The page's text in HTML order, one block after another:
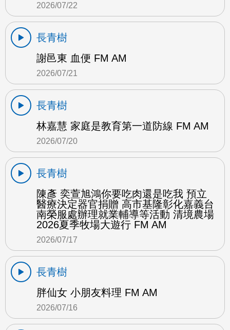
2026/07/22
長青樹
謝邑東 血便 FM AM
2026/07/21
長青樹
林嘉慧 家庭是教育第一道防線 FM AM
2026/07/20
長青樹
陳彥 奕萱旭鴻你要吃肉還是吃我 預立
醫療決定器官捐贈 高市基隆彰化嘉義台
南榮服處辦理就業輔導等活動 清境農場
2026夏季牧場大遊行 FM AM
2026/07/17
長青樹
胖仙女 小朋友料理 FM AM
2026/07/16